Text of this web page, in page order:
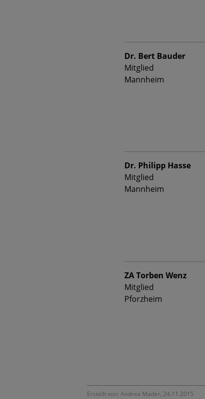
Dr. Bert Bauder
Mitglied
Mannheim
Dr. Philipp Hasse
Mitglied
Mannheim
ZA Torben Wenz
Mitglied
Pforzheim
Erstellt von: Andrea Mader, 24.11.2015